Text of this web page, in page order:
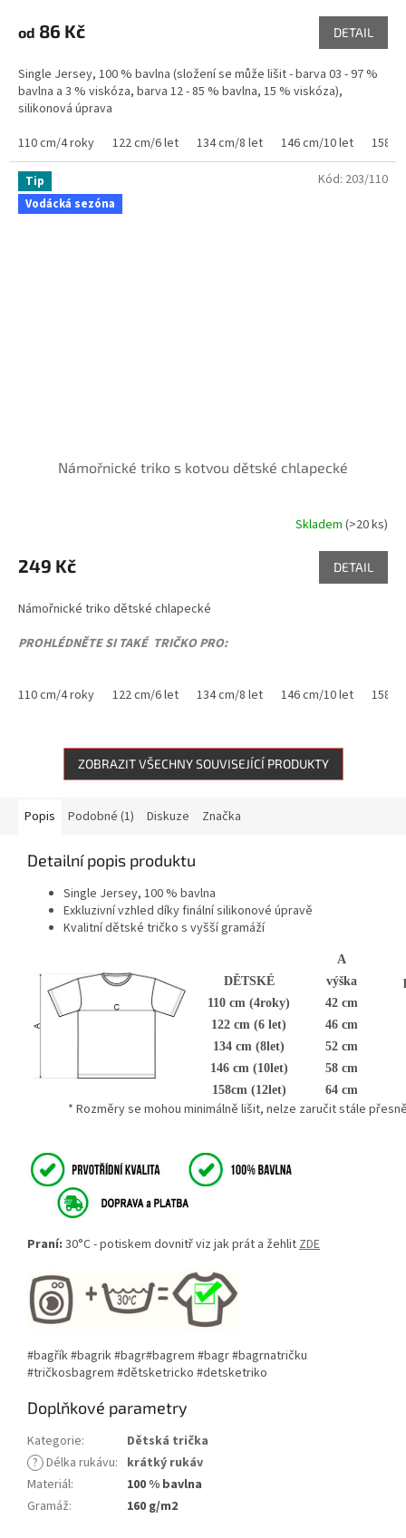
od 86 Kč DETAIL
Single Jersey, 100 % bavlna (složení se může lišit - barva 03 - 97 %
bavlna a 3 % viskóza, barva 12 - 85 % bavlna, 15 % viskóza),
silikonová úprava
110 cm/4 roky
122 cm/6 let 134 cm/8 let 146 cm/10 let 158
Tip
Vodácká sezóna
Námořnické triko s kotvou dětské chlapecké
produktu
je
z
hvězdiček.
Skladem(>20 ks)
249 Kč DETAIL
Námořnické triko dětské chlapecké
PROHLÉDNĚTE SI TAKÉ TRIČKO PRO:
110 cm/4 roky 122 cm/6 let 134 cm/8 let 146 cm/10 let 158
Kód: 203/110
ZOBRAZIT VŠECHNY SOUVISEJÍCÍ PRODUKTY
Popis Podobné (1) Diskuze Značka
Detailní popis produktu
Single Jersey, 100 % bavlna
Exkluzivní vzhled díky finální silikonové úpravě
Kvalitní dětské tričko s vyšší gramáží
A
DĚTSKÉ
výška
110 cm (4roky)
42 cm
122 cm (6 let)
46 cm
134 cm (8let)
52 cm
146 cm (10let)
58 cm
158cm (12let)
64 cm
* Rozměry se mohou minimálně lišit, nelze zaručit stále
Praní: 30°C - potiskem dovnitř viz jak prát a žehlitZDE
#bagřík #bagrik #bagr#bagrem #bagr #bagrnatričku
#tričkosbagrem #dětsketricko #detsketriko
Doplňkové parametry
Kategorie:
Dětská trička
? Délka rukávu: krátký rukáv
Materiál:
100 % bavlna
Gramáž: 160 g/m2